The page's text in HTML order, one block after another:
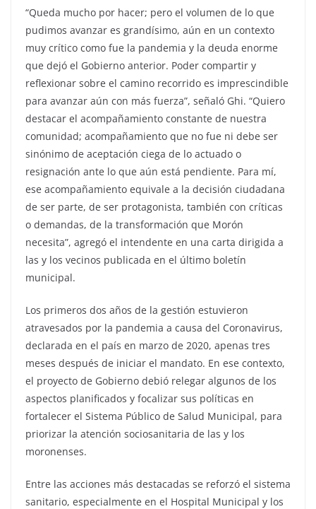
“Queda mucho por hacer; pero el volumen de lo que
pudimos avanzar es grandísimo, aún en un contexto
muy crítico como fue la pandemia y la deuda enorme
que dejó el Gobierno anterior. Poder compartir y
reflexionar sobre el camino recorrido es imprescindible
para avanzar aún con más fuerza”, señaló Ghi. “Quiero
destacar el acompañamiento constante de nuestra
comunidad; acompañamiento que no fue ni debe ser
sinónimo de aceptación ciega de lo actuado o
resignación ante lo que aún está pendiente. Para mí,
ese acompañamiento equivale a la decisión ciudadana
de ser parte, de ser protagonista, también con críticas
o demandas, de la transformación que Morón
necesita”, agregó el intendente en una carta dirigida a
las y los vecinos publicada en el último boletín
municipal.
Los primeros dos años de la gestión estuvieron
atravesados por la pandemia a causa del Coronavirus,
declarada en el país en marzo de 2020, apenas tres
meses después de iniciar el mandato. En ese contexto,
el proyecto de Gobierno debió relegar algunos de los
aspectos planificados y focalizar sus políticas en
fortalecer el Sistema Público de Salud Municipal, para
priorizar la atención sociosanitaria de las y los
moronenses.
Entre las acciones más destacadas se reforzó el sistema
sanitario, especialmente en el Hospital Municipal y los